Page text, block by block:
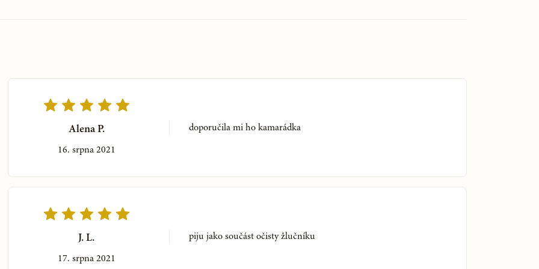
kávu, mlieko alebo čaj a suchý
soli a to isté čo na
kaše z hrubej krupice.
Obklady sa striedajú po
sú veľkosti 20 x 50 cm
do krajiny pečeňovej tak,
prikladáme asi 2 hodiny.
Alena P.
16. srpna 2021
doporučila mi ho kamarádka
J. L.
17. srpna 2021
piju jako součást očisty žlučníku